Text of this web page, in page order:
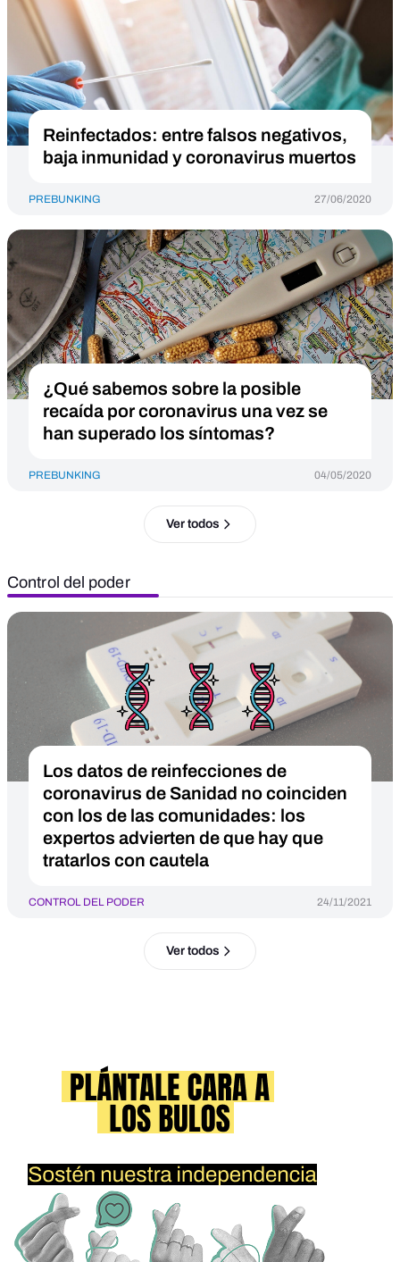
Reinfectados: entre falsos negativos,
baja inmunidad y coronavirus muertos
PREBUNKING 27/06/2020
¿Qué sabemos sobre la posible
recaída por coronavirus una vez se
han superado los síntomas?
PREBUNKING 04/05/2020
Ver todos
Control del poder
Los datos de reinfecciones de
coronavirus de Sanidad no coinciden
con los de las comunidades: los
expertos advierten de que hay que
tratarlos con cautela
CONTROL DEL PODER 24/11/2021
Ver todos